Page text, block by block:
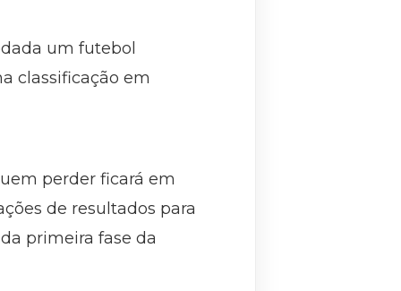
um futebol
classificação em
perder ficará em
de resultados para
primeira fase da